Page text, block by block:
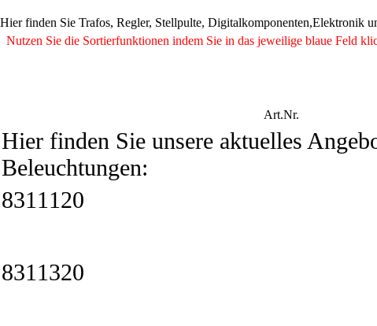
Hier finden Sie Trafos, Regler, Stellpulte, Digitalkomponenten,Elektronik
Nutzen Sie die Sortierfunktionen indem Sie in das jeweilige blaue Feld
Art.Nr.
Hier finden Sie unsere aktuelles
Beleuchtungen:
8311120
8311320